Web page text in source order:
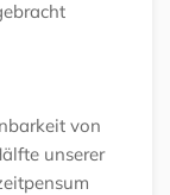
von
unserer